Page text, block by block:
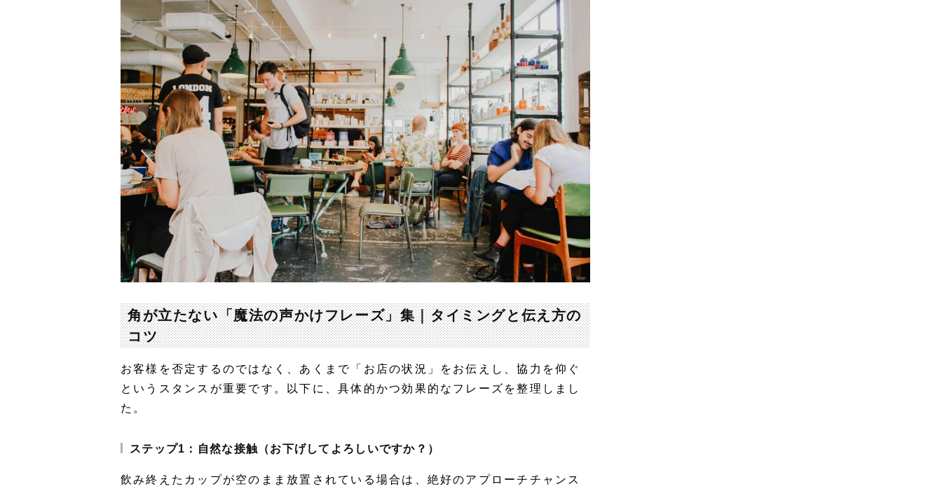
角が立たない「魔法の声かけフレーズ」集｜タイミングと伝え方の
コツ
お客様を否定するのではなく、あくまで「お店の状況」をお伝えし、協力を仰ぐ
というスタンスが重要です。以下に、具体的かつ効果的なフレーズを整理しまし
た。
ステップ1：自然な接触（お下げしてよろしいですか？）
飲み終えたカップが空のまま放置されている場合は、絶好のアプローチチャンス